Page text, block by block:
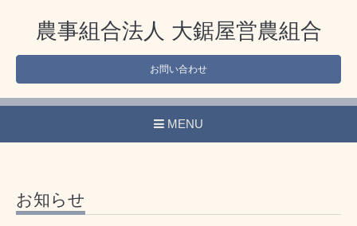
農事組合法人 大鋸屋営農組合
お問い合わせ
MENU
お知らせ